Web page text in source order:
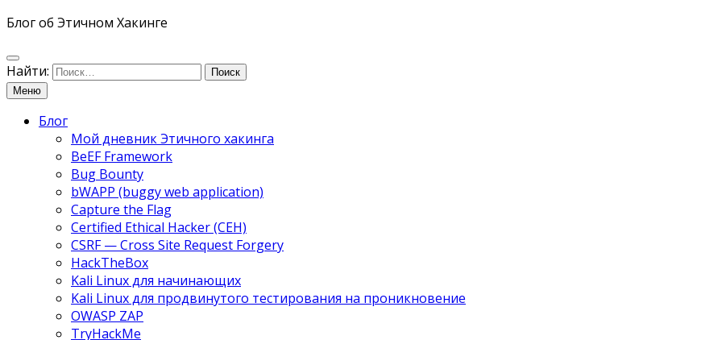
Блог об Этичном Хакинге
Найти:
Меню
Блог
Мой дневник Этичного хакинга
BeEF Framework
Bug Bounty
bWAPP (buggy web application)
Capture the Flag
Certified Ethical Hacker (CEH)
CSRF — Cross Site Request Forgery
HackTheBox
Kali Linux для начинающих
Kali Linux для продвинутого тестирования на проникновение
OWASP ZAP
TryHackMe